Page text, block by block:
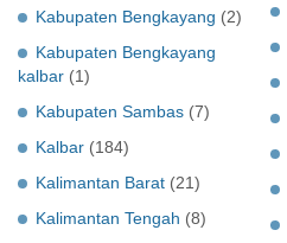
Kabupaten Bengkayang (2)
Kabupaten Bengkayang
kalbar (1)
Kabupaten Sambas (7)
Kalbar (184)
Kalimantan Barat (21)
Kalimantan Tengah (8)